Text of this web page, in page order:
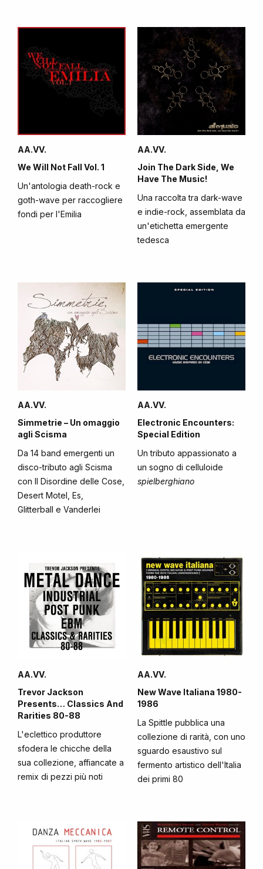
AA.VV.
We Will Not Fall Vol. 1
Un'antologia death-rock e
goth-wave per raccogliere
fondi per l'Emilia
AA.VV.
Join The Dark Side, We
Have The Music!
Una raccolta tra dark-wave
e indie-rock, assemblata da
un'etichetta emergente
tedesca
AA.VV.
Simmetrie – Un omaggio
agli Scisma
Da 14 band emergenti un
disco-tributo agli Scisma
con Il Disordine delle Cose,
Desert Motel, Es,
Glitterball e Vanderlei
AA.VV.
Electronic Encounters:
Special Edition
Un tributo appassionato a
un sogno di celluloide
spielberghiano
AA.VV.
Trevor Jackson
Presents… Classics And
Rarities 80-88
L'eclettico produttore
sfodera le chicche della
sua collezione, affiancate a
remix di pezzi più noti
AA.VV.
New Wave Italiana 1980-
1986
La Spittle pubblica una
collezione di rarità, con uno
sguardo esaustivo sul
fermento artistico dell'Italia
dei primi 80